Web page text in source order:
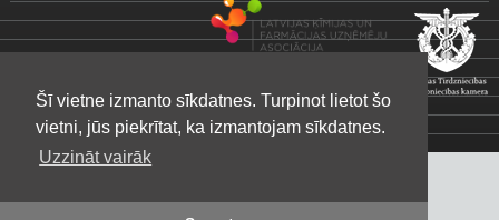
Šī vietne izmanto sīkdatnes. Turpinot lietot šo
vietni, jūs piekrītat, ka izmantojam sīkdatnes.
Uzzināt vairāk